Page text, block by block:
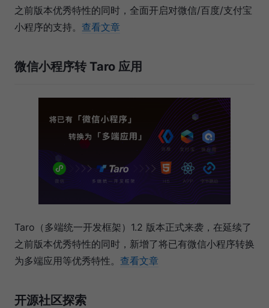
之前版本优秀特性的同时，全面开启对微信/百度/支付宝
小程序的支持。 查看文章
微信小程序转 Taro 应用
Taro（多端统一开发框架）1.2 版本正式来袭，在延续了
之前版本优秀特性的同时，新增了将已有微信小程序转换
为多端应用等优秀特性。 查看文章
开源社区探索